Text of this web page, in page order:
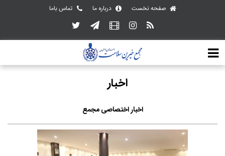
صفحه نخست درباره ما تماس باما
اخبار
اخبار اختصاصی مجمع